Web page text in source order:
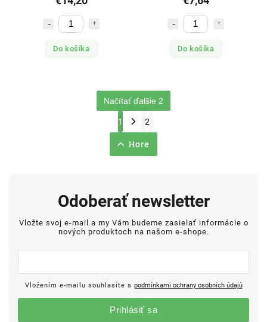
Do košíka Do košíka
Načítať ďalšie 2
1 2
Hore
Odoberať newsletter
Vložte svoj e-mail a my Vám budeme zasielať informácie o
nových produktoch na našom e-shope.
Vložením e-mailu souhlasíte s podmínkami ochrany osobních údajů
Prihlásiť sa